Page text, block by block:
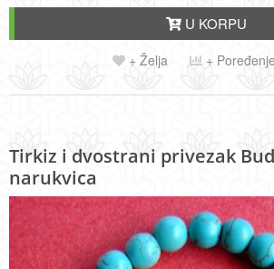
U KORPU
+ Želja + Poređenje
Tirkiz i dvostrani privezak
narukvica